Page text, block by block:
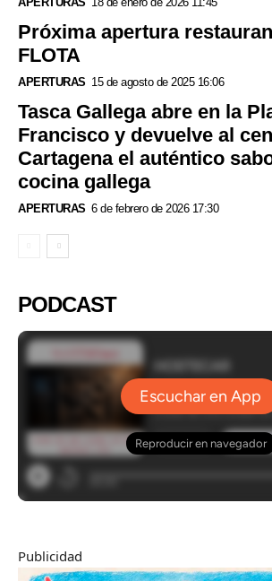
Próxima apertura
FLOTA
APERTURAS 15 de agosto de 2025 16:06
Tasca Gallega abre en la
Francisco y devuelve al
Cartagena el auténtico
cocina gallega
APERTURAS 6 de febrero de 2026 17:30
PODCAST
Publicidad